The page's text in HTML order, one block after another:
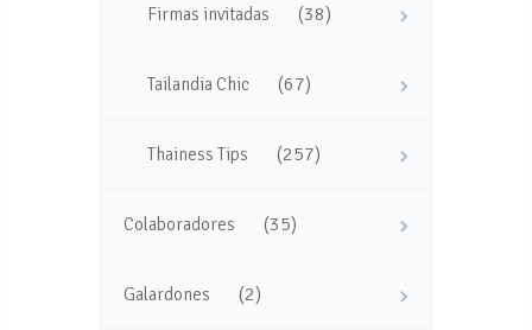
Firmas invitadas (38)
Tailandia Chic (67)
Thainess Tips (257)
Colaboradores (35)
Galardones (2)